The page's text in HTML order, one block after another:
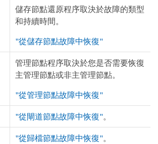
儲存節點還原程序取決於故障的類型
和持續時間。
"從儲存節點故障中恢復"
管理節點程序取決於您是否需要恢復
主管理節點或非主管理節點。
"從管理節點故障中恢復"
"從閘道節點故障中恢復"。
"從歸檔節點故障中恢復"。